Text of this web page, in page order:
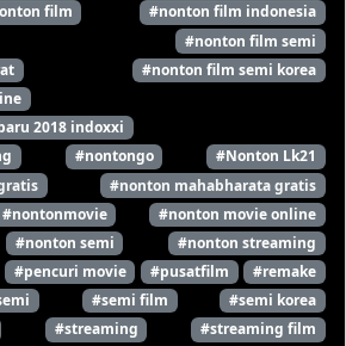
film
#nonton film indonesia
#nonton film semi
#nonton film semi korea
2018 indoxxi
#nontongo
#Nonton Lk21
#nonton mahabharata gratis
#nontonmovie
#nonton movie online
#nonton semi
#nonton streaming
#pencuri movie #pusatfilm
#remake
#semi film
#semi korea
#streaming
#streaming film